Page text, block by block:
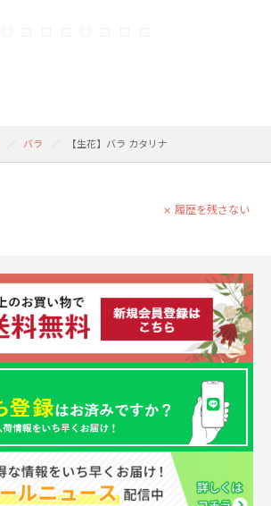
バラ 【生花】バラ カタリナ
履歴を残さない